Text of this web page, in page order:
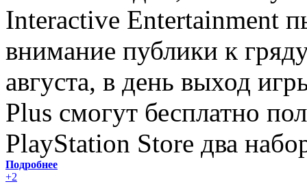
Interactive Entertainment
внимание публики к
августа, в день выход
Plus смогут бесплатно
PlayStation Store два
Подробнее
+2